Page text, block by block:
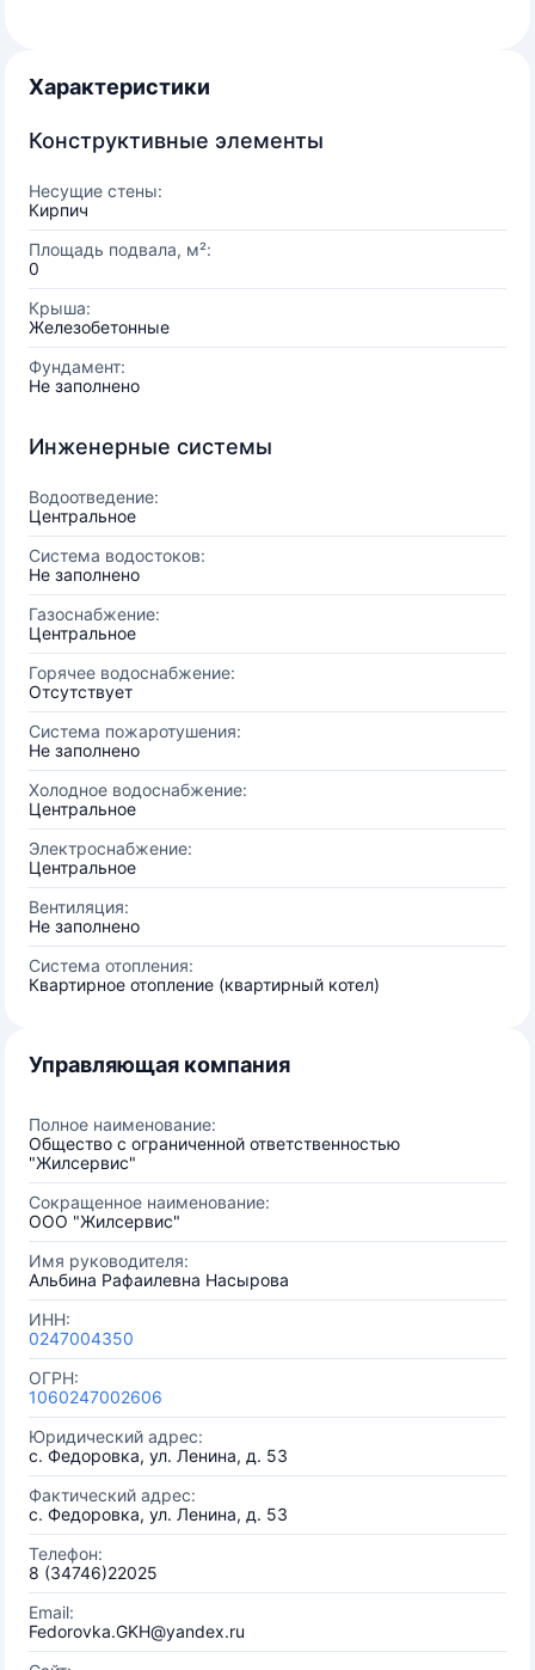
Характеристики
Конструктивные элементы
Несущие стены:
Кирпич
Площадь подвала, м²:
0
Крыша:
Железобетонные
Фундамент:
Не заполнено
Инженерные системы
Водоотведение:
Центральное
Система водостоков:
Не заполнено
Газоснабжение:
Центральное
Горячее водоснабжение:
Отсутствует
Система пожаротушения:
Не заполнено
Холодное водоснабжение:
Центральное
Электроснабжение:
Центральное
Вентиляция:
Не заполнено
Система отопления:
Квартирное отопление (квартирный котел)
Управляющая компания
Полное наименование:
Общество с ограниченной ответственностью
"Жилсервис"
Сокращенное наименование:
ООО "Жилсервис"
Имя руководителя:
Альбина Рафаилевна Насырова
ИНН:
0247004350
ОГРН:
1060247002606
Юридический адрес:
с. Федоровка, ул. Ленина, д. 53
Фактический адрес:
с. Федоровка, ул. Ленина, д. 53
Телефон:
8 (34746)22025
Email:
Fedorovka.GKH@yandex.ru